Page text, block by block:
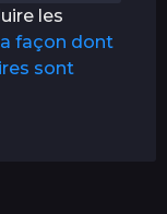
les
façon dont
sont